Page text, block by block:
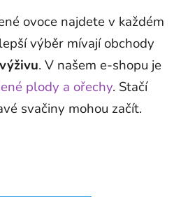
ovoce najdete v každém
výběr mívají obchody
. V našem e-shopu je
plody a ořechy. Stačí
svačiny mohou začít.